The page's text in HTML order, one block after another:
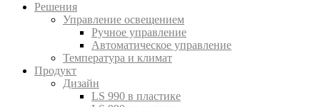
Решения
Управление освещением
Ручное управление
Автоматическое управление
Температура и климат
Продукт
Дизайн
LS 990 в пластике